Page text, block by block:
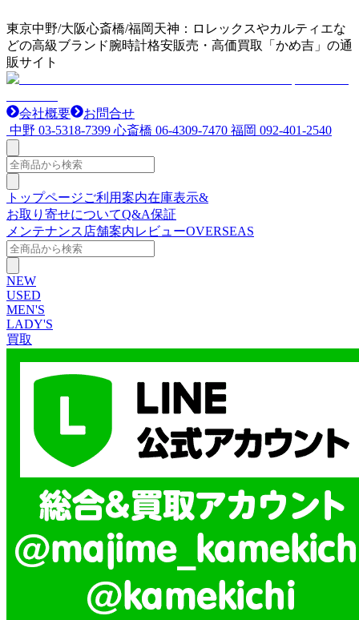
東京中野/大阪心斎橋/福岡天神：ロレックスやカルティエな
どの高級ブランド腕時計格安販売・高価買取「かめ吉」の通
販サイト
会社概要
お問合せ
中野 03-5318-7399 心斎橋 06-4309-7470 福岡 092-401-2540
トップページご利用案内在庫表示&
お取り寄せについてQ&A保証
メンテナンス 店舗案内レビューOVERSEAS
NEW
USED
MEN'S
LADY'S
買取